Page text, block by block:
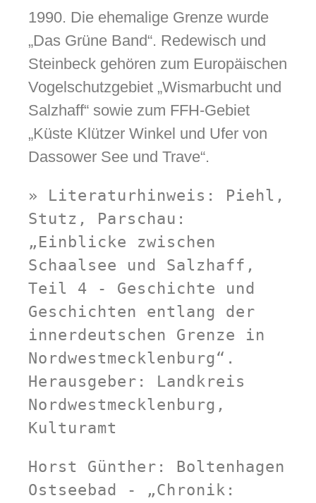
1990. Die ehemalige Grenze wurde
„Das Grüne Band“. Redewisch und
Steinbeck gehören zum Europäischen
Vogelschutzgebiet „Wismarbucht und
Salzhaff“ sowie zum FFH-Gebiet
„Küste Klützer Winkel und Ufer von
Dassower See und Trave“.
» Literaturhinweis: Piehl,
Stutz, Parschau:
„Einblicke zwischen
Schaalsee und Salzhaff,
Teil 4 - Geschichte und
Geschichten entlang der
innerdeutschen Grenze in
Nordwestmecklenburg“.
Herausgeber: Landkreis
Nordwestmecklenburg,
Kulturamt
Horst Günther: Boltenhagen
Ostseebad - „Chronik: